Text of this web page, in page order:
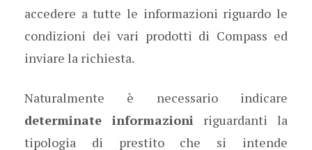
accedere a tutte le informazioni riguardo le
condizioni dei vari prodotti di Compass ed
inviare la richiesta.
Naturalmente è necessario indicare
determinate informazioni riguardanti la
tipologia di prestito che si intende